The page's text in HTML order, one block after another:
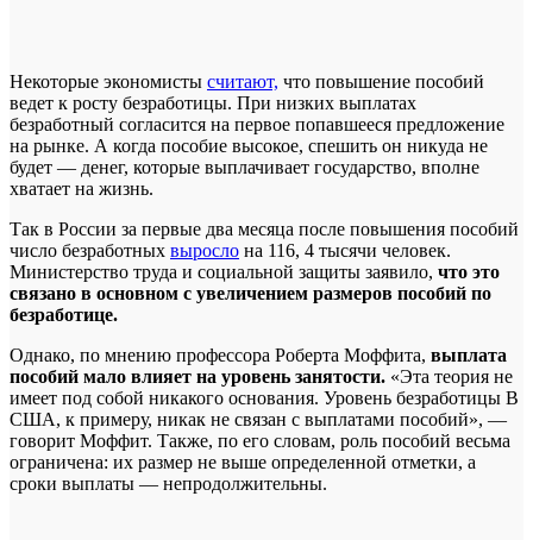
Некоторые экономисты считают, что повышение пособий
ведет к росту безработицы. При низких выплатах
безработный согласится на первое попавшееся предложение
на рынке. А когда пособие высокое, спешить он никуда не
будет — денег, которые выплачивает государство, вполне
хватает на жизнь.
Так в России за первые два месяца после повышения пособий
число безработных выросло на 116, 4 тысячи человек.
Министерство труда и социальной защиты заявило, что это
связано в основном с увеличением размеров пособий по
безработице.
Однако, по мнению профессора Роберта Моффита, выплата
пособий мало влияет на уровень занятости. «Эта теория не
имеет под собой никакого основания. Уровень безработицы В
США, к примеру, никак не связан с выплатами пособий», —
говорит Моффит. Также, по его словам, роль пособий весьма
ограничена: их размер не выше определенной отметки, а
сроки выплаты — непродолжительны.